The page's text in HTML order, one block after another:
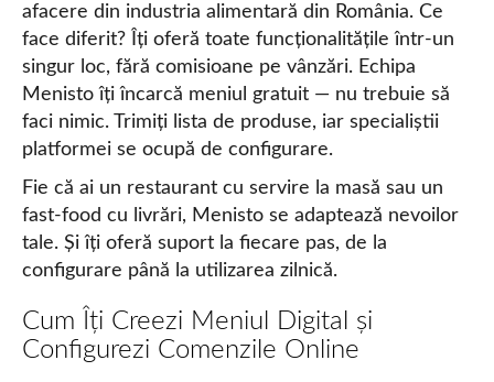
afacere din industria alimentară din România. Ce
face diferit? Îți oferă toate funcționalitățile într-un
singur loc, fără comisioane pe vânzări. Echipa
Menisto îți încarcă meniul gratuit — nu trebuie să
faci nimic. Trimiți lista de produse, iar specialiștii
platformei se ocupă de configurare.
Fie că ai un restaurant cu servire la masă sau un
fast-food cu livrări, Menisto se adaptează nevoilor
tale. Și îți oferă suport la fiecare pas, de la
configurare până la utilizarea zilnică.
Cum Îți Creezi Meniul Digital și
Configurezi Comenzile Online